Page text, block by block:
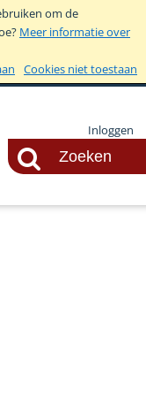
om de
Meer informatie over
Cookies niet toestaan
Inloggen